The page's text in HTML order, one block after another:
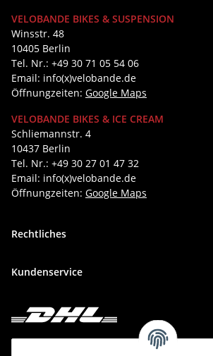
VELOBANDE BIKES & SUSPENSION
Winsstr. 48
10405 Berlin
Tel. Nr.: +49 30 71 05 54 06
Email: info(x)velobande.de
Öffnungzeiten: Google Maps
VELOBANDE BIKES & ICE CREAM
Schliemannstr. 4
10437 Berlin
Tel. Nr.: +49 30 27 01 47 32
Email: info(x)velobande.de
Öffnungzeiten: Google Maps
Rechtliches
Kundenservice
Deine Bestellung versenden wir mit DHL!